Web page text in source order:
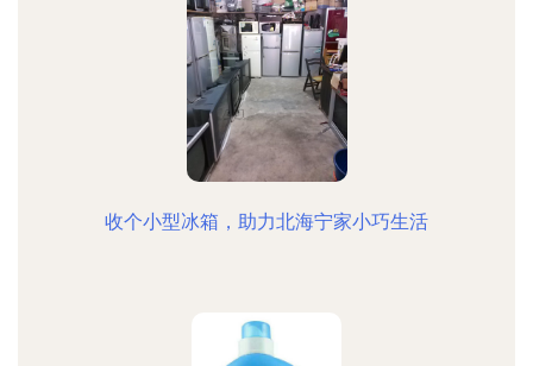
收个小型冰箱，助力北海宁家小巧生活